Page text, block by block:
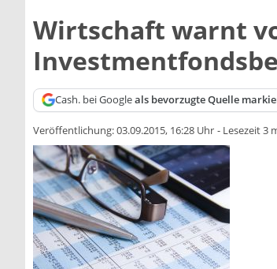
Wirtschaft warnt
Cash. bei Googleals bevorzugte Quelle
Veröffentlichung:03.09.2015, 16:28 Uhr - Lesezeit 3